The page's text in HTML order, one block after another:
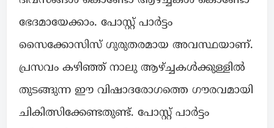
ഭേദമായേക്കാം. പോസ്റ്റ് പാര്‍ട്ടം
സൈക്കോസിസ് ഗുരുതരമായ അവസ്ഥയാണ്.
പ്രസവം കഴിഞ്ഞ് നാലു ആഴ്ച്ചകള്‍ക്കുള്ളിൽ
തുടങ്ങുന്ന ഈ വിഷാദരോഗത്തെ ഗൗരവമായി
ചികിത്സിക്കേണ്ടതുണ്ട്. പോസ്റ്റ് പാര്‍ട്ടം